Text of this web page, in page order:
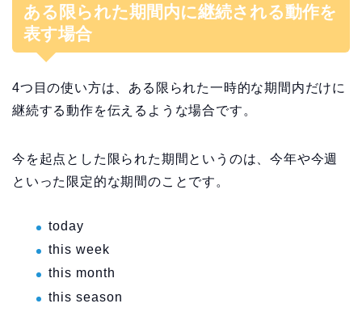
ある限られた期間内に継続される動作を
表す場合
4つ目の使い方は、ある限られた一時的な期間内だけに
継続する動作を伝えるような場合です。
今を起点とした限られた期間というのは、今年や今週
といった限定的な期間のことです。
today
this week
this month
this season